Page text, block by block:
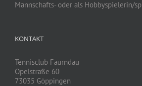
Mannschafts- oder als Hobbyspielerin/
KONTAKT
Tennisclub Faurndau
Opelstraße 60
73035 Göppingen